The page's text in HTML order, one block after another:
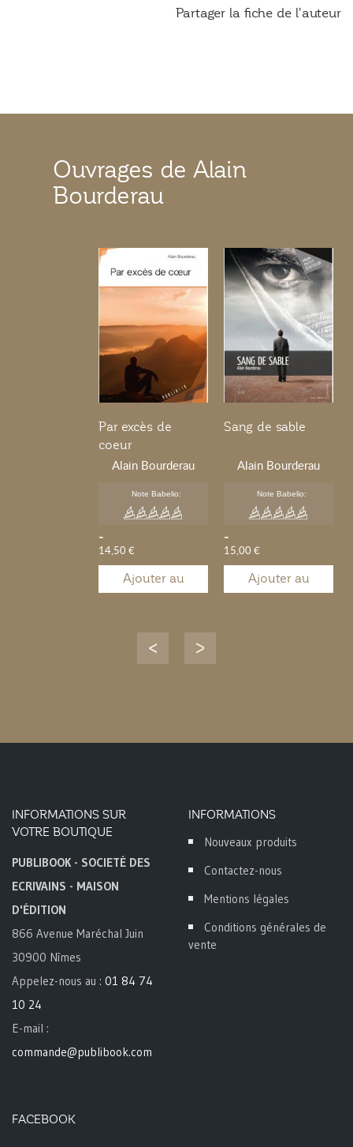
Partager la fiche de l'auteur
Ouvrages de Alain
Bourderau
Par excès de
coeur
Alain Bourderau
Note Babelio:
-
14,50 €
Ajouter au
Sang de sable
Alain Bourderau
Note Babelio:
-
15,00 €
Ajouter au
INFORMATIONS SUR
VOTRE BOUTIQUE
PUBLIBOOK - SOCIETÉ DES
ECRIVAINS - MAISON
D'ÉDITION
866 Avenue Maréchal Juin
30900 Nîmes
Appelez-nous au : 01 84 74
10 24
E-mail :
commande@publibook.com
INFORMATIONS
Nouveaux produits
Contactez-nous
Mentions légales
Conditions générales de
vente
FACEBOOK